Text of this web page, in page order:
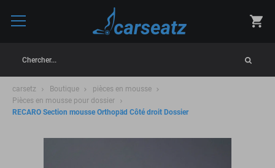
Chercher...
carsetz Boutique
pièces en mousse
Pièces en mousse pour dossier
RECARO Section mousse Orthopäd Côté droit Dossier